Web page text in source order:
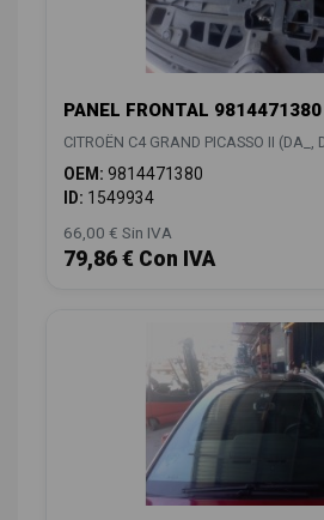
PANEL FRONTAL
CITROËN C4 GRAND PICASSO II (DA_,
OEM: 9814471380
ID: 1549934
66,00 € Sin IVA
79,86 € Con IVA